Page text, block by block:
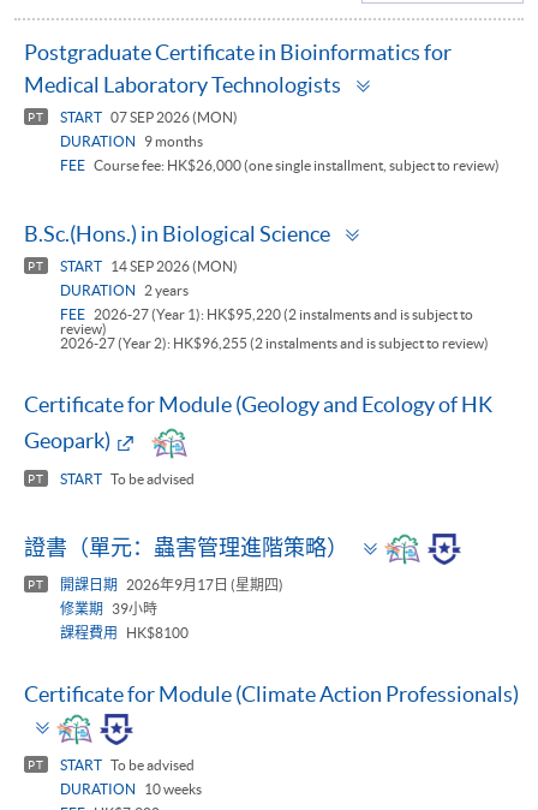
Postgraduate Certificate in Bioinformatics for
Medical Laboratory Technologists
PT START 07 SEP 2026 (MON)
DURATION
9 months
FEE Course fee: HK$26,000 (one single installment, subject to review)
B.Sc.(Hons.) in Biological Science
PT START
14 SEP 2026 (MON)
DURATION
2 years
FEE
2026-27 (Year 1): HK$95,220 (2 instalments and is subject to
review)
2026-27 (Year 2): HK$96,255 (2 instalments and is subject to review)
Certificate for Module (Geology and Ecology of HK
Geopark)
PT START To be advised
證書（單元：蟲害管理進階策略）
Toggle
panel
PT 開課日期
2026年9月17日 (星期四)
修業期
39小時
課程費用
HK$8100
Certificate for Module (Climate Action Professionals)
Toggle
panel
PT START To be advised
DURATION
10 weeks